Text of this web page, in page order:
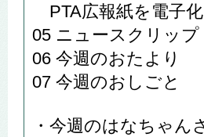
PTA広報紙を電子
05 ニュースクリップ
06 今週のおたより
07 今週のおしごと
・今週のはなちゃん